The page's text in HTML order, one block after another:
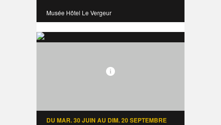
Musée Hôtel Le Vergeur
DU MAR. 30 JUIN AU DIM. 20 SEPTEMBRE